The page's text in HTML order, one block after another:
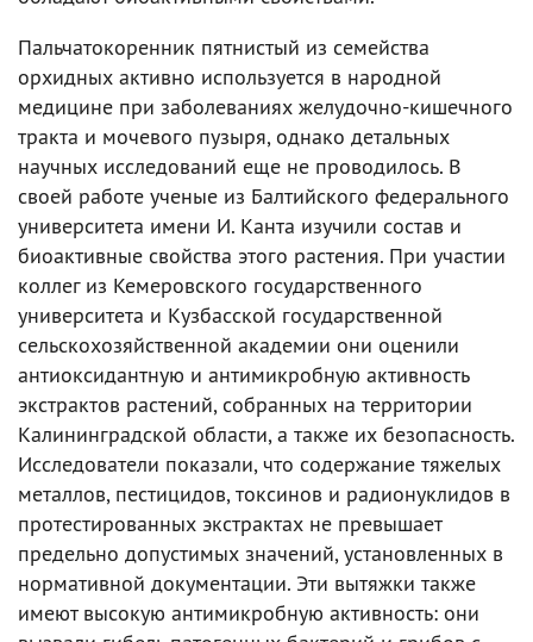
Пальчатокоренник пятнистый из семейства
орхидных активно используется в народной
медицине при заболеваниях желудочно-кишечного
тракта и мочевого пузыря, однако детальных
научных исследований еще не проводилось. В
своей работе ученые из Балтийского федерального
университета имени И. Канта изучили состав и
биоактивные свойства этого растения. При участии
коллег из Кемеровского государственного
университета и Кузбасской государственной
сельскохозяйственной академии они оценили
антиоксидантную и антимикробную активность
экстрактов растений, собранных на территории
Калининградской области, а также их безопасность.
Исследователи показали, что содержание тяжелых
металлов, пестицидов, токсинов и радионуклидов в
протестированных экстрактах не превышает
предельно допустимых значений, установленных в
нормативной документации. Эти вытяжки также
имеют высокую антимикробную активность: они